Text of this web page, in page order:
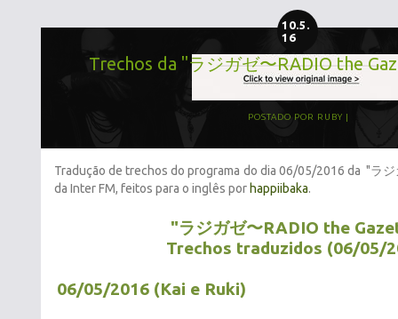
10.5.
16
Trechos da "ラジガゼ〜RADIO the
POSTADO POR RUBY
Tradução de trechos do programa do dia 06/05/2016 da "ラ
da Inter FM, feitos para o inglês por happiibaka.
"ラジガゼ〜RADIO the
Trechos traduzidos (06/05/
06/05/2016 (Kai e Ruki)